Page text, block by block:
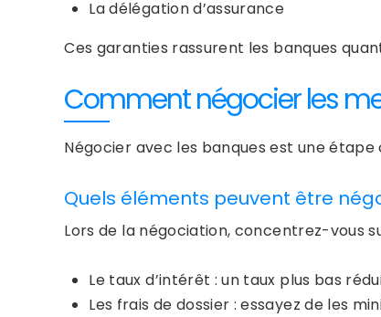
La délégation d’assurance
Ces garanties rassurent les banques
Comment négocier les
Négocier avec les banques est une
Quels éléments peuvent être
Lors de la négociation, concentrez-vous
Le taux d’intérêt : un taux plus bas
Les frais de dossier : essayez de les